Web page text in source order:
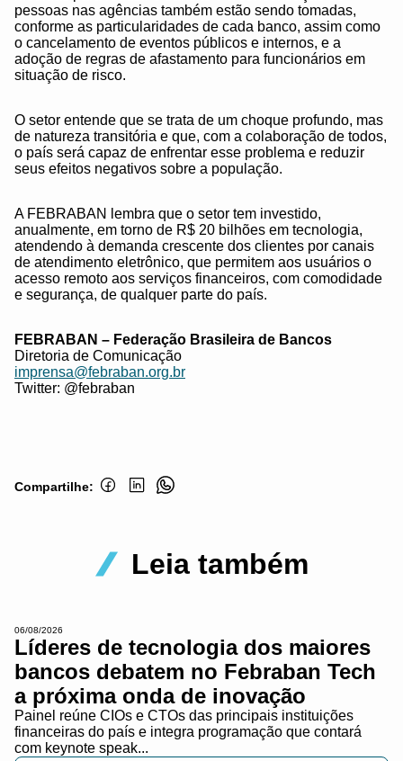
pessoas nas agências também estão sendo tomadas,
conforme as particularidades de cada banco, assim como
o cancelamento de eventos públicos e internos, e a
adoção de regras de afastamento para funcionários em
situação de risco.
O setor entende que se trata de um choque profundo, mas
de natureza transitória e que, com a colaboração de todos,
o país será capaz de enfrentar esse problema e reduzir
seus efeitos negativos sobre a população.
A FEBRABAN lembra que o setor tem investido,
anualmente, em torno de R$ 20 bilhões em tecnologia,
atendendo à demanda crescente dos clientes por canais
de atendimento eletrônico, que permitem aos usuários o
acesso remoto aos serviços financeiros, com comodidade
e segurança, de qualquer parte do país.
FEBRABAN – Federação Brasileira de Bancos
Diretoria de Comunicação
imprensa@febraban.org.br
Twitter: @febraban
Compartilhe:
Leia também
06/08/2026
Líderes de tecnologia dos maiores
bancos debatem no Febraban Tech
a próxima onda de inovação
Painel reúne CIOs e CTOs das principais instituições
financeiras do país e integra programação que contará
com keynote speak...